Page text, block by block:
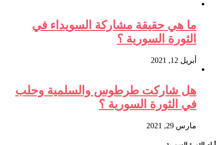
ما هي حقيقة مشاركة السويداء في
الثورة السورية ؟
أبريل 12, 2021
هل شاركت طرطوس والسلمية وحلب
في الثورة السورية ؟
مارس 29, 2021